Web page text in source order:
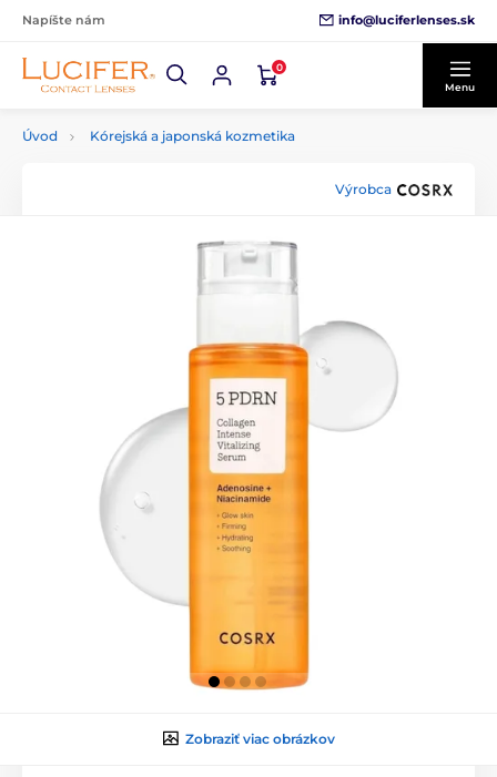
Napíšte nám info@luciferlenses.sk
0
Menu
Úvod Kórejská a japonská kozmetika
Výrobca
Zobraziť viac obrázkov